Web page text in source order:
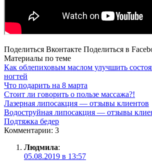
Поделиться Вконтакте Поделиться в
Материалы по теме
Как облепиховым маслом улучшить
ногтей
Что подарить на 8 марта
Стоит ли говорить о пользе массажа?!
Лазерная липосакция — отзывы клиентов
Водоструйная липосакция — отзывы
Подтяжка бедер
Комментарии: 3
Людмила:
05.08.2019 в 13:57